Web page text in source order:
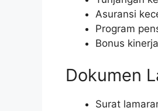
Asuransi
Program
Bonus
Dokumen
Surat